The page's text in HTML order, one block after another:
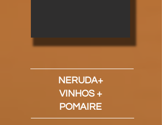
NERUDA+
VINHOS +
POMAIRE